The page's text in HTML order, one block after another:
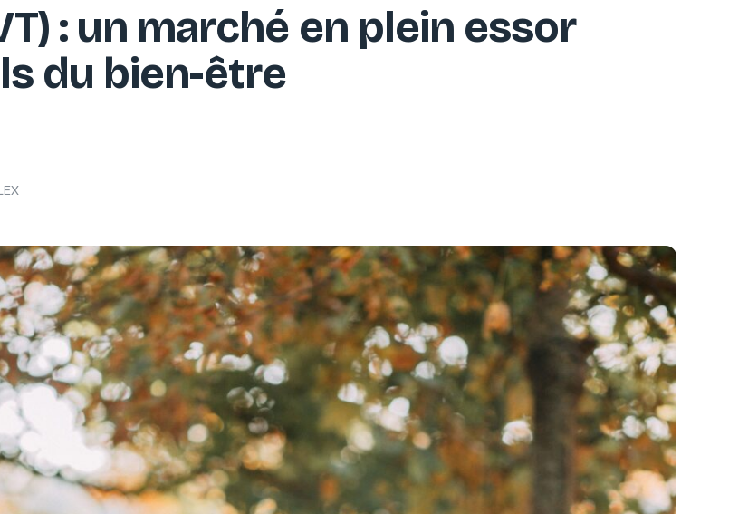
: un marché en plein essor
du bien-être